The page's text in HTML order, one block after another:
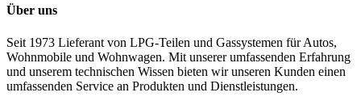
Über uns
Seit 1973 Lieferant von LPG-Teilen und Gassystemen für Autos,
Wohnmobile und Wohnwagen. Mit unserer umfassenden Erfahrung
und unserem technischen Wissen bieten wir unseren Kunden einen
umfassenden Service an Produkten und Dienstleistungen.